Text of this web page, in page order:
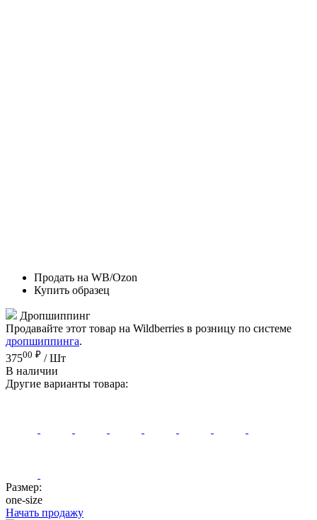
Продать на WB/Ozon
Купить образец
Дропшиппинг
Продавайте этот товар на Wildberries в розницу по системе
дропшиппинга.
37500 ₽ / Шт
В наличии
Другие варианты товара:
Размер:
one-size
Начать продажу